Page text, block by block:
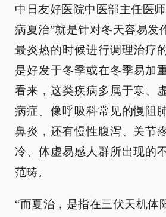
中日友好医院中医部主任医
病夏治”就是针对冬天容易发
最炎热的时候进行调理治疗
是好发于冬季或在冬季易加
看来，这类疾病多属于寒、
病症。像呼吸科常见的慢阻
鼻炎，还有慢性腹泻、关节
冷、体虚易感人群所出现的
范畴。
“而夏治，是指在三伏天机体